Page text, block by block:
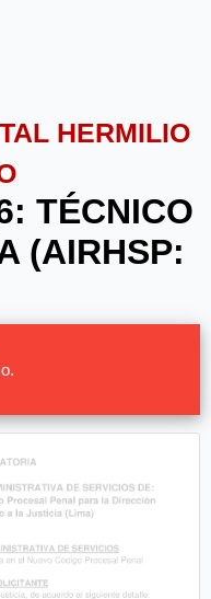
HERMILIO
TÉCNICO
(AIRHSP: